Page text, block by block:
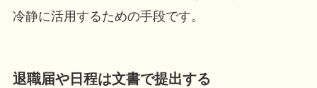
冷静に活用するための手段です。
退職届や日程は文書で提出する